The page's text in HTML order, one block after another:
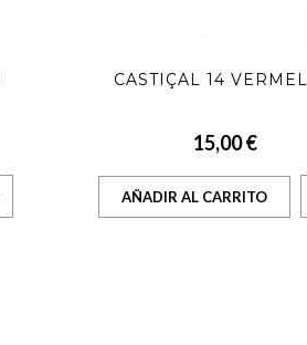
CASTIÇAL 14
15,00 €
AÑADIR AL CARRITO